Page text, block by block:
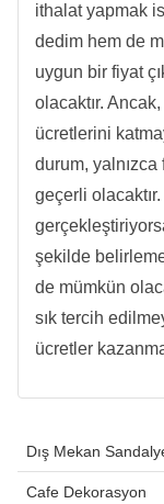
ithalat yapmak
dedim hem de
uygun bir fiyat
olacaktır.
ücretlerini
durum,
geçerli
şekilde
de mümkün
sık tercih
ücretler
Dış Mekan
Cafe Dekorasyon